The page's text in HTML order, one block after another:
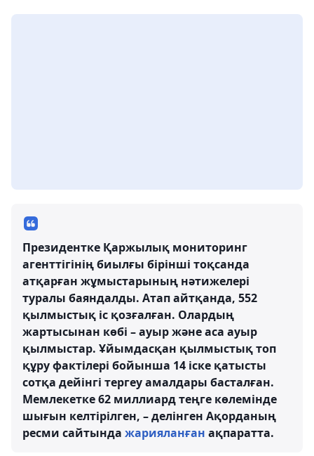
Президентке Қаржылық мониторинг
агенттігінің биылғы бірінші тоқсанда
атқарған жұмыстарының нәтижелері
туралы баяндалды. Атап айтқанда, 552
қылмыстық іс қозғалған. Олардың
жартысынан көбі – ауыр және аса ауыр
қылмыстар. Ұйымдасқан қылмыстық топ
құру фактілері бойынша 14 іске қатысты
сотқа дейінгі тергеу амалдары басталған.
Мемлекетке 62 миллиард теңге көлемінде
шығын келтірілген, – делінген Ақорданың
ресми сайтында жарияланған ақпаратта.